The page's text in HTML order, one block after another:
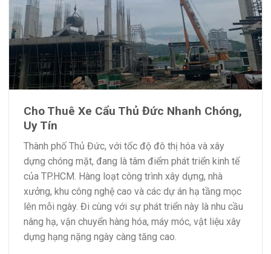
Cho Thuê Xe Cẩu Thủ Đức Nhanh Chóng,
Uy Tín
Thành phố Thủ Đức, với tốc độ đô thị hóa và xây
dựng chóng mặt, đang là tâm điểm phát triển kinh tế
của TP.HCM. Hàng loạt công trình xây dựng, nhà
xưởng, khu công nghệ cao và các dự án hạ tầng mọc
lên mỗi ngày. Đi cùng với sự phát triển này là nhu cầu
nâng hạ, vận chuyển hàng hóa, máy móc, vật liệu xây
dựng hạng nặng ngày càng tăng cao.